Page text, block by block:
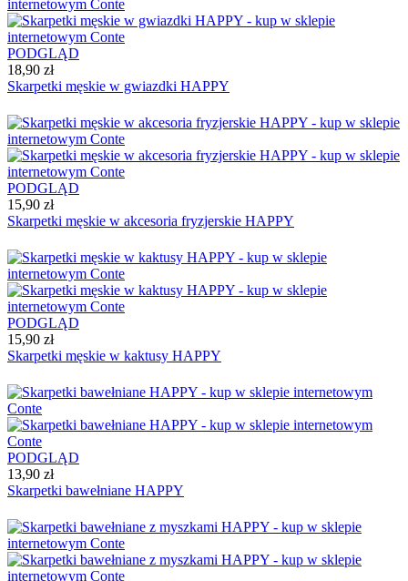
PODGLĄD
18,90 zł
Skarpetki męskie w gwiazdki HAPPY
PODGLĄD
15,90 zł
Skarpetki męskie w akcesoria fryzjerskie HAPPY
PODGLĄD
15,90 zł
Skarpetki męskie w kaktusy HAPPY
PODGLĄD
13,90 zł
Skarpetki bawełniane HAPPY